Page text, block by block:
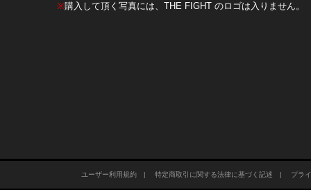
※購入して頂く写真には、THE FIGHT のロゴは入りません。
ユーザー利用規約| 特定商取引に関する法律に基づく記述 | プラ